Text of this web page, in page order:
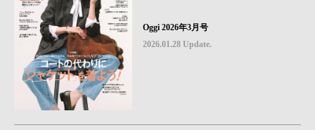
Oggi 2026年3月号
2026.01.28 Update.